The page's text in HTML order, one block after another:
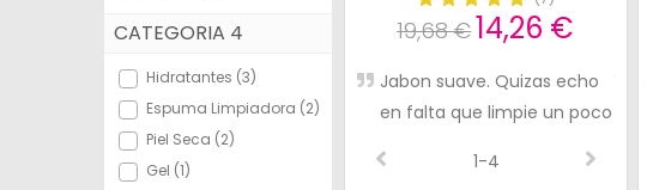
Herbolario
Cosmética Natural
CATEGORIA 4
Hidratantes (3)
Espuma Limpiadora (2)
Piel Seca (2)
Gel (1)
19,68 €14,26 €
Jabon suave. Quizas echo
en falta que limpie un poco
1-4